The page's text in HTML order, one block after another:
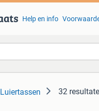
Help en info
Luiertassen 32